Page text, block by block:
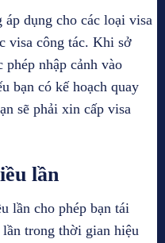
dụng cho các loại visa
visa công tác. Khi sở
nhập cảnh vào
bạn có kế hoạch quay
sẽ phải xin cấp visa
lần
lần cho phép bạn tái
trong thời gian hiệu